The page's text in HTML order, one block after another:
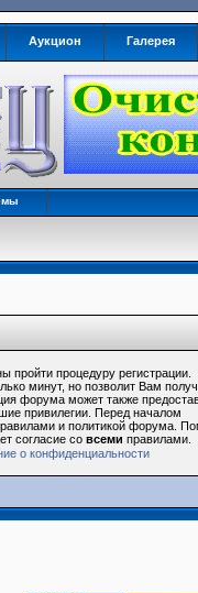
Аукцион Галерея
пройти процедуру регистрации.
минут, но позволит Вам
форума может также
привилегии. Перед началом
и политикой форума.
согласие совсеми правилами.
о конфиденциальности